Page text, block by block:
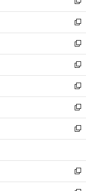
開
く
ウ
で
開
く
ィ
ン
ド
ウ
で
開
く
い
ウ
ィ
ン
ド
ウ
で
開
く
新
し
い
ウ
ィ
ン
ド
ウ
で
開
く
新
し
い
ウ
ィ
ン
ド
ウ
で
開
く
新
し
い
ウ
ィ
ン
ド
ウ
で
開
新
し
い
ウ
ィ
ン
ド
ウ
開
く
新
し
い
ウ
ィ
ン
ウ
で
開
新
し
い
ウ
ン
ド
ウ
新
し
ウ
ィ
ン
新
し